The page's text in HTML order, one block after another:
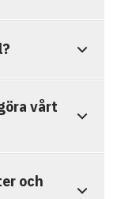
vårt
och